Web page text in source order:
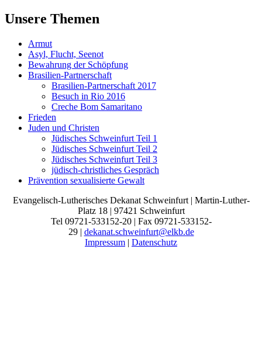
Unsere Themen
Armut
Asyl, Flucht, Seenot
Bewahrung der Schöpfung
Brasilien-Partnerschaft
Brasilien-Partnerschaft 2017
Besuch in Rio 2016
Creche Bom Samaritano
Frieden
Juden und Christen
Jüdisches Schweinfurt Teil 1
Jüdisches Schweinfurt Teil 2
Jüdisches Schweinfurt Teil 3
jüdisch-christliches Gespräch
Prävention sexualisierte Gewalt
Evangelisch-Lutherisches Dekanat Schweinfurt | Martin-Luther-
Platz 18 | 97421 Schweinfurt
Tel 09721-533152-20 | Fax 09721-533152-
29 | dekanat.schweinfurt@elkb.de
Impressum | Datenschutz